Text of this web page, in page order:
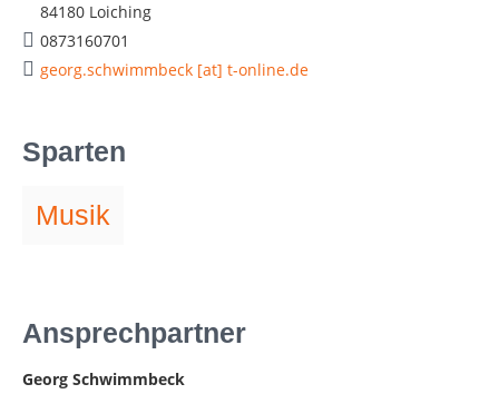
84180 Loiching
0873160701
georg.schwimmbeck [at] t-online.de
Sparten
Musik
Ansprechpartner
Georg Schwimmbeck